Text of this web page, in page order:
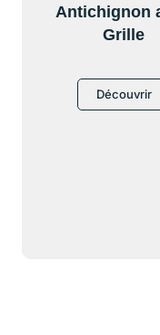
Antichignon
Grille
Découvrir